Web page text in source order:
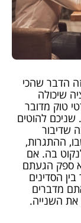
הדבר שהכי
שיכולה
טוק מדובר
להוטים
שדיבור
ההתגרות,
בה. אם
ספק הגעתם
הסדינים
מדברים
השנייה.